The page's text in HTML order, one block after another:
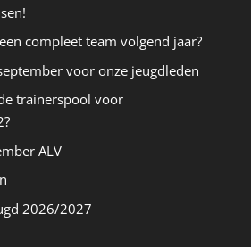
compleet team volgend jaar?
voor onze jeugdleden
trainerspool voor
ALV
2026/2027